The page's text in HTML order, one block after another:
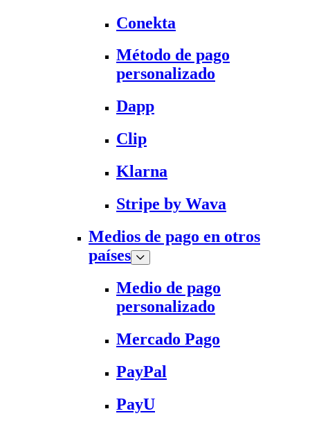
Conekta
Método de pago
personalizado
Dapp
Clip
Klarna
Stripe by Wava
Medios de pago en otros
países
Medio de pago
personalizado
Mercado Pago
PayPal
PayU